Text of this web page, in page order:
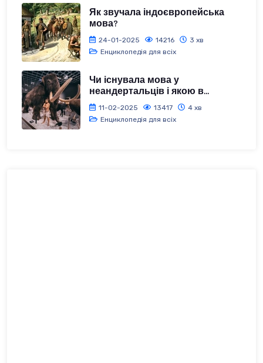
Як звучала індоєвропейська
мова?
24-01-2025 14216
3 хв
Енциклопедія для всіх
Чи існувала мова у
неандертальців і якою в...
11-02-2025 13417
4 хв
Енциклопедія для всіх